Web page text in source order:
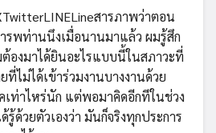
สารภาพว่าตอน
รพท่านนึงเมื่อนานมาแล้ว ผมรู้สึก
ต้องมาได้ยินอะไรแบบนี้ในสภาวะที่
ที่ไม่ได้เข้าร่วมงานบางงานด้วย
เท่าไหร่นัก แต่พอมาคิดอีกทีในช่วง
รู้ด้วยตัวเองว่า มันก็จริงทุกประการ